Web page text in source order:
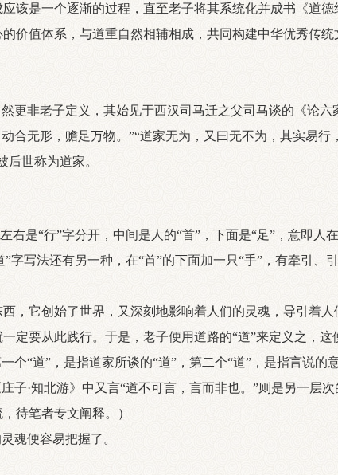
该是一个逐渐的过程，直至老子将其系统化并成书《道
价值体系，与道重自然相辅相成，共同构建中华优秀传统
非老子定义，其始见于西汉司马迁之父司马谈的《论六
合无形，赡足万物。”“道家无为，又曰无不为，其实易行
后世称为道家。
左右是“行”字分开，中间是人的“首”，下面是“足”，意即
字写法还有另一种，在“首”的下面加一只“手”，有牵引、
它创始了世界，又深刻地影响着人们的灵魂，导引着人
定要从此践行。于是，老子便用道路的“道”来定义之，这
个“道”，是指道家所谈的“道”，第二个“道”，是指言说的
子·知北游》中又言“道不可言，言而非也。”则是另一层
待笔者专文阐释。）
魂便容易把握了。